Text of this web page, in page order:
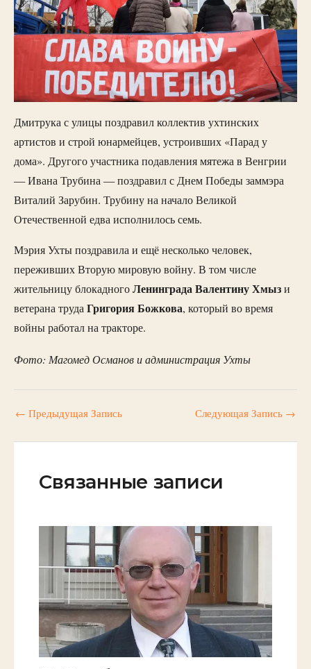
Дмитрука с улицы поздравил коллектив ухтинских
артистов и строй юнармейцев, устроивших «Парад у
дома». Другого участника подавления мятежа в Венгрии
— Ивана Трубина — поздравил с Днем Победы заммэра
Виталий Зарубин. Трубину на начало Великой
Отечественной едва исполнилось семь.
Мэрия Ухты поздравила и ещё несколько человек,
переживших Вторую мировую войну. В том числе
жительницу блокадногоЛенинградаВалентину Хмызи
ветерана трудаГригория Божкова, который во время
войны работал на тракторе.
Фото: Магомед Османов и администрация Ухты
← Предыдущая Запись Следующая Запись →
Связанные записи